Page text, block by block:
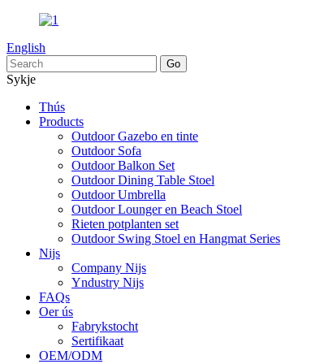
English
Sykje
Thús
Products
Outdoor Gazebo en tinte
Outdoor Sofa
Outdoor Balkon Set
Outdoor Dining Table Stoel
Outdoor Umbrella
Outdoor Lounger en Beach Stoel
Rieten potplanten set
Outdoor Swing Stoel en Hangmat Series
Nijs
Company Nijs
Yndustry Nijs
FAQs
Oer ús
Fabrykstocht
Sertifikaat
OEM/ODM